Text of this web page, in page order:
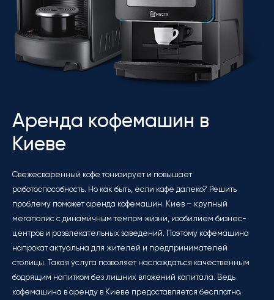
Аренда кофемашин в
Киеве
Свежесваренный кофе тонизирует и повышает
работоспособность. Но как быть, если кафе далеко? Решить
проблему поможет аренда кофемашин. Киев – крупный
мегаполис с динамичным темпом жизни, изобилием бизнес-
центров и развлекательных заведений. Поэтому кофемашина
напрокат актуальна для жителей и предпринимателей
столицы. Такая услуга позволяет наслаждаться качественным
бодрящим напитком без лишних вложений капитала. Ведь
кофемашина в аренду в Киеве предоставляется бесплатно.